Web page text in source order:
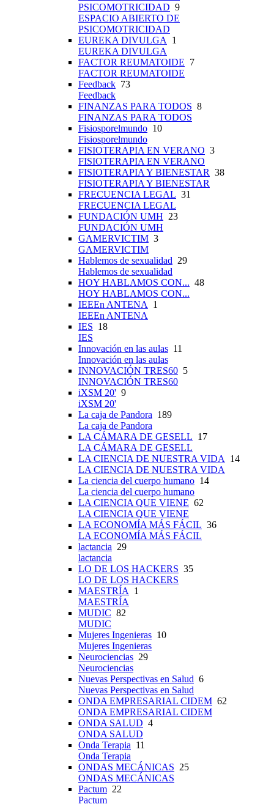
PSICOMOTRICIDAD 9
ESPACIO ABIERTO DE
PSICOMOTRICIDAD
EUREKA DIVULGA 1
EUREKA DIVULGA
FACTOR REUMATOIDE 7
FACTOR REUMATOIDE
Feedback 73
Feedback
FINANZAS PARA TODOS 8
FINANZAS PARA TODOS
Fisiosporelmundo 10
Fisiosporelmundo
FISIOTERAPIA EN VERANO 3
FISIOTERAPIA EN VERANO
FISIOTERAPIA Y BIENESTAR 38
FISIOTERAPIA Y BIENESTAR
FRECUENCIA LEGAL 31
FRECUENCIA LEGAL
FUNDACIÓN UMH 23
FUNDACIÓN UMH
GAMERVICTIM 3
GAMERVICTIM
Hablemos de sexualidad 29
Hablemos de sexualidad
HOY HABLAMOS CON... 48
HOY HABLAMOS CON...
IEEEn ANTENA 1
IEEEn ANTENA
IES 18
IES
Innovación en las aulas 11
Innovación en las aulas
INNOVACIÓN TRES60 5
INNOVACIÓN TRES60
iXSM 20' 9
iXSM 20'
La caja de Pandora 189
La caja de Pandora
LA CÁMARA DE GESELL 17
LA CÁMARA DE GESELL
LA CIENCIA DE NUESTRA VIDA 14
LA CIENCIA DE NUESTRA VIDA
La ciencia del cuerpo humano 14
La ciencia del cuerpo humano
LA CIENCIA QUE VIENE 62
LA CIENCIA QUE VIENE
LA ECONOMÍA MÁS FÁCIL 36
LA ECONOMÍA MÁS FÁCIL
lactancia 29
lactancia
LO DE LOS HACKERS 35
LO DE LOS HACKERS
MAESTRÍA 1
MAESTRÍA
MUDIC 82
MUDIC
Mujeres Ingenieras 10
Mujeres Ingenieras
Neurociencias 29
Neurociencias
Nuevas Perspectivas en Salud 6
Nuevas Perspectivas en Salud
ONDA EMPRESARIAL CIDEM 62
ONDA EMPRESARIAL CIDEM
ONDA SALUD 4
ONDA SALUD
Onda Terapia 11
Onda Terapia
ONDAS MECÁNICAS 25
ONDAS MECÁNICAS
Pactum 22
Pactum